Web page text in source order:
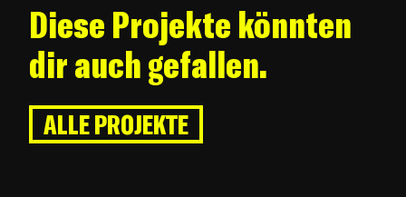
Diese Projekte könnten
dir auch gefallen.
ALLE PROJEKTE